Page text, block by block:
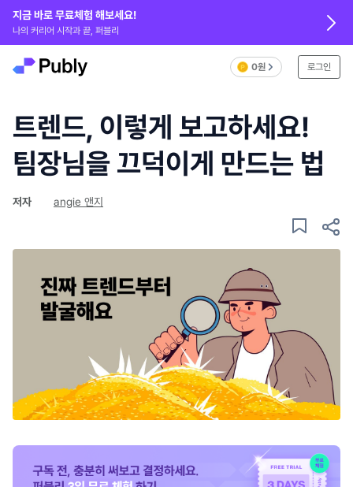
지금 바로 무료체험 해보세요!
나의 커리어 시작과 끝, 퍼블리
0원 로그인
트렌드, 이렇게 보고하세요!
팀장님을 끄덕이게 만드는 법
저자 angie 앤지